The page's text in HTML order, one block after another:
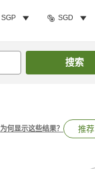
SGP SGD
搜索
为何显示这些结果？ 推荐